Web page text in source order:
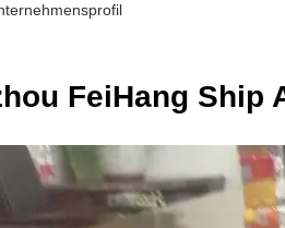
FeiHang Ship